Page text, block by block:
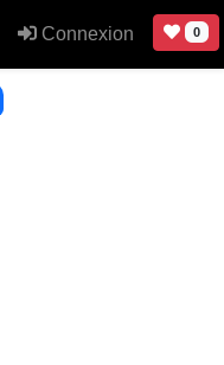
Connexion 0